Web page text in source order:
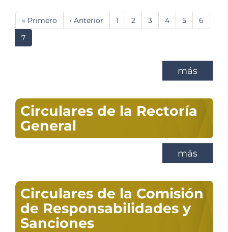
Paginación
Primera
página
« Primero
Página
anterior
‹ Anterior Página
1 Página
2 Página
3 Página
4 Página
5 Página
6
Página
actual
7
más
Circulares de la Rectoría
General
más
Circulares de la Comisión
de Responsabilidades y
Sanciones